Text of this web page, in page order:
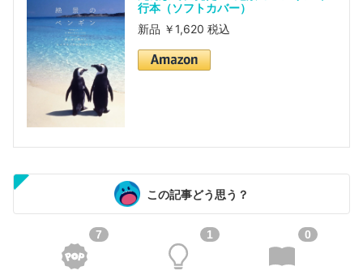
行本（ソフトカバー）
新品 ￥1,620 税込
この記事どう思う？
7 1 0